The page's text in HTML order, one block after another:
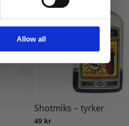
Allow all
Shotmiks – tyrker
49 kr